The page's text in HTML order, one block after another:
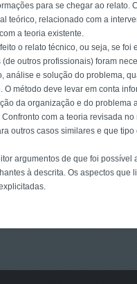
para se chegar ao relato.
teórico, relacionado com a
a teoria existente.
o relato técnico, ou seja, se
outros profissionais) foram
e solução do problema,
método deve levar em conta
da organização e do
com a teoria revisada
outros casos similares e que
argumentos de que foi
à descrita. Os aspectos